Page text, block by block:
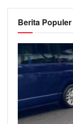
Berita Populer